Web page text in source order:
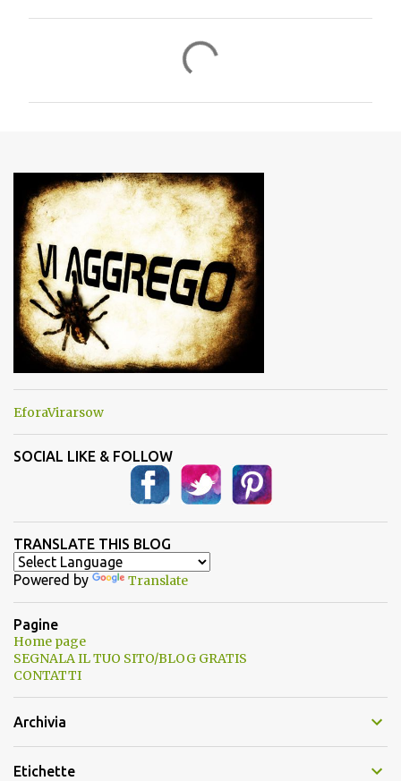
n
t
i
EforaVirarsow
SOCIAL LIKE & FOLLOW
TRANSLATE THIS BLOG
Powered by Translate
Pagine
Home page
SEGNALA IL TUO SITO/BLOG GRATIS
CONTATTI
Archivia
Etichette